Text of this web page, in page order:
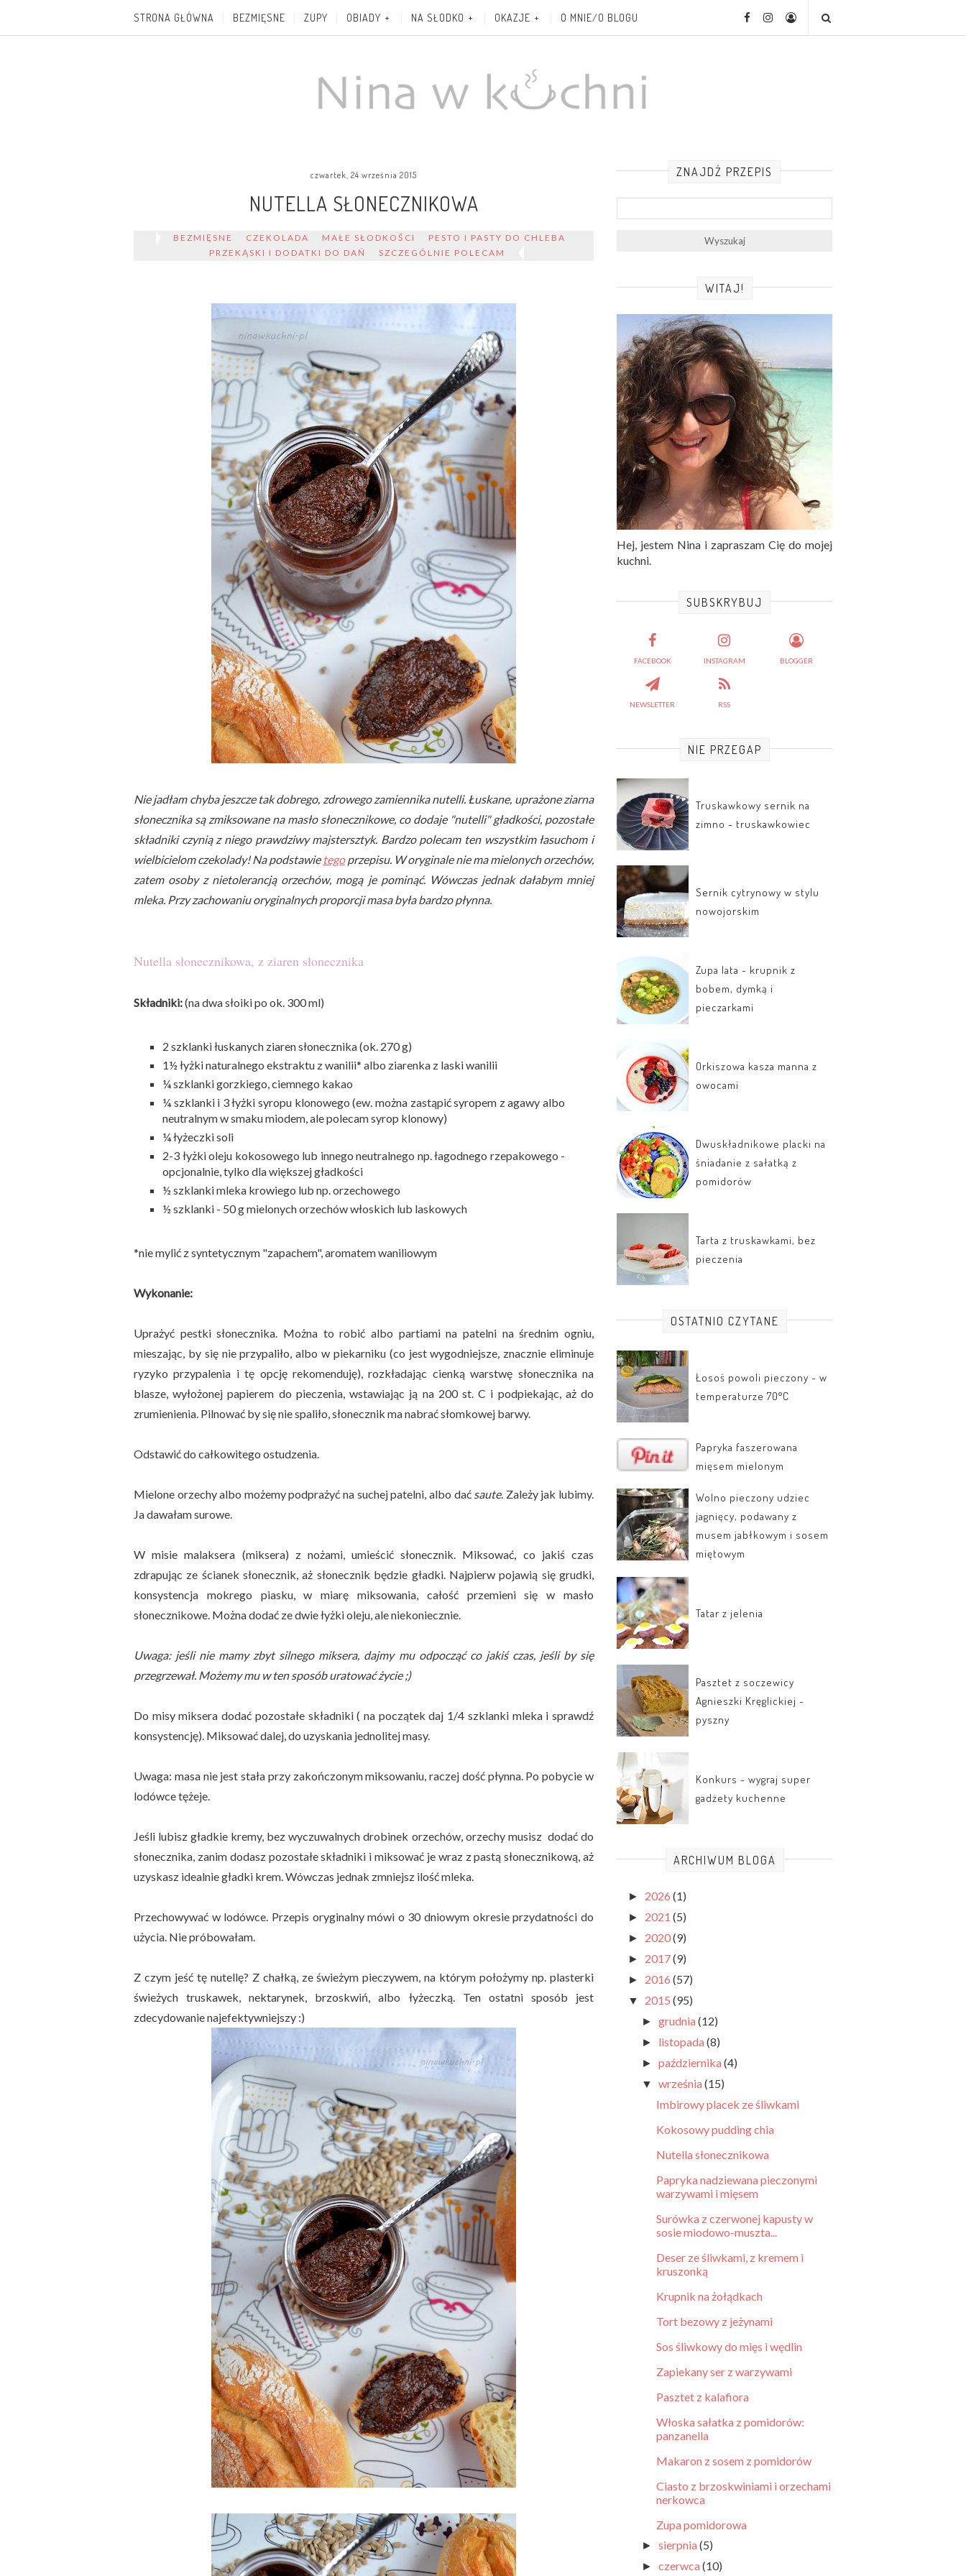
STRONA GŁÓWNA BEZMIĘSNE ZUPY OBIADY NA SŁODKO OKAZJE O MNIE/O BLOGU
czwartek, 24 września 2015
NUTELLA SŁONECZNIKOWA
BEZMIĘSNE CZEKOLADA MAŁE SŁODKOŚCI
PESTO I PASTY DO CHLEBA
PRZEKĄSKI I DODATKI DO DAŃ
SZCZEGÓLNIE POLECAM
Nie jadłam chyba jeszcze tak dobrego, zdrowego zamiennika nutelli. Łuskane, uprażone ziarna
słonecznika są zmiksowane na masło słonecznikowe, co dodaje "nutelli" gładkości, pozostałe
składniki czynią z niego prawdziwy majstersztyk. Bardzo polecam ten wszystkim łasuchom i
wielbicielom czekolady! Na podstawie tegoprzepisu. W oryginale nie ma mielonych orzechów,
zatem osoby z nietolerancją orzechów, mogą je pominąć. Wówczas jednak dałabym mniej
mleka. Przy zachowaniu oryginalnych proporcji masa była bardzo płynna.
Nutella słonecznikowa, z ziaren słonecznika
Składniki:(na dwa słoiki po ok. 300 ml)
2 szklanki łuskanych ziaren słonecznika (ok. 270 g)
1½ łyżki naturalnego ekstraktu z wanilii* albo ziarenka z laski wanilii
¼ szklanki gorzkiego, ciemnego kakao
¼ szklanki i 3 łyżki syropu klonowego (ew. można zastąpić syropem z agawy albo
neutralnym w smaku miodem, ale polecam syrop klonowy)
¼ łyżeczki soli
2-3 łyżki oleju kokosowego lub innego neutralnego np. łagodnego rzepakowego -
opcjonalnie, tylko dla większej gładkości
½ szklanki mleka krowiego lub np. orzechowego
½ szklanki - 50 g mielonych orzechów włoskich lub laskowych
*nie mylić z syntetycznym "zapachem", aromatem waniliowym
Wykonanie:
Uprażyć pestki słonecznika. Można to robić albo partiami na patelni na średnim ogniu,
mieszając, by się nie przypaliło, albo w piekarniku (co jest wygodniejsze, znacznie eliminuje
ryzyko przypalenia i tę opcję rekomenduję), rozkładając cienką warstwę słonecznika na
blasze, wyłożonej papierem do pieczenia, wstawiając ją na 200 st. C i podpiekając, aż do
zrumienienia. Pilnować by się nie spaliło, słonecznik ma nabrać słomkowej barwy.
Odstawić do całkowitego ostudzenia.
Mielone orzechy albo możemy podprażyć na suchej patelni, albo dać saute. Zależy jak lubimy.
Ja dawałam surowe.
W misie malaksera (miksera) z nożami, umieścić słonecznik. Miksować, co jakiś czas
zdrapując ze ścianek słonecznik, aż słonecznik będzie gładki. Najpierw pojawią się grudki,
konsystencja mokrego piasku, w miarę miksowania, całość przemieni się w masło
słonecznikowe. Można dodać ze dwie łyżki oleju, ale niekoniecznie.
Uwaga: jeśli nie mamy zbyt silnego miksera, dajmy mu odpocząć co jakiś czas, jeśli by się
przegrzewał. Możemy mu w ten sposób uratować życie ;)
Do misy miksera dodać pozostałe składniki ( na początek daj 1/4 szklanki mleka i sprawdź
konsystencję). Miksować dalej, do uzyskania jednolitej masy.
Uwaga: masa nie jest stała przy zakończonym miksowaniu, raczej dość płynna. Po pobycie w
lodówce tężeje.
Jeśli lubisz gładkie kremy, bez wyczuwalnych drobinek orzechów, orzechy musisz dodać do
słonecznika, zanim dodasz pozostałe składniki i miksować je wraz z pastą słonecznikową, aż
uzyskasz idealnie gładki krem. Wówczas jednak zmniejsz ilość mleka.
Przechowywać w lodówce. Przepis oryginalny mówi o 30 dniowym okresie przydatności do
użycia. Nie próbowałam.
Z czym jeść tę nutellę? Z chałką, ze świeżym pieczywem, na którym położymy np. plasterki
świeżych truskawek, nektarynek, brzoskwiń, albo łyżeczką. Ten ostatni sposób jest
zdecydowanie najefektywniejszy :)
ZNAJDŹ PRZEPIS
WITAJ!
Hej, jestem Nina i zapraszam Cię do mojej
kuchni.
SUBSKRYBUJ
FACEBOOK INSTAGRAM BLOGGER
NEWSLETTER RSS
NIE PRZEGAP
Truskawkowy sernik na
zimno - truskawkowiec
Sernik cytrynowy w stylu
nowojorskim
Zupa lata - krupnik z
bobem, dymką i
pieczarkami
Orkiszowa kasza manna z
owocami
Dwuskładnikowe placki na
śniadanie z sałatką z
pomidorów
Tarta z truskawkami, bez
pieczenia
OSTATNIO CZYTANE
Łosoś powoli pieczony - w
temperaturze 70°C
Papryka faszerowana
mięsem mielonym
Wolno pieczony udziec
jagnięcy, podawany z
musem jabłkowym i sosem
miętowym
Tatar z jelenia
Pasztet z soczewicy
Agnieszki Kręglickiej -
pyszny
Konkurs - wygraj super
gadżety kuchenne
ARCHIWUM BLOGA
► 2026 (1)
► 2021 (5)
► 2020(9)
► 2017(9)
► 2016 (57)
▼ 2015 (95)
►grudnia(12)
► listopada(8)
►października(4)
▼września(15)
Imbirowy placek ze śliwkami
Kokosowy pudding chia
Nutella słonecznikowa
Papryka nadziewana pieczonymi
warzywami i mięsem
Surówka z czerwonej kapusty w
sosie miodowo-muszta...
Deser ze śliwkami, z kremem i
kruszonką
Krupnik na żołądkach
Tort bezowy z jeżynami
Sos śliwkowy do mięs i wędlin
Zapiekany ser z warzywami
Pasztet z kalafiora
Włoska sałatka z pomidorów:
panzanella
Makaron z sosem z pomidorów
Ciasto z brzoskwiniami i orzechami
nerkowca
Zupa pomidorowa
►sierpnia(5)
►czerwca(10)